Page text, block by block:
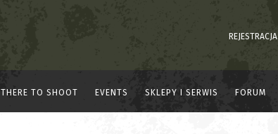
REJESTRACJA
THERE TO SHOOT EVENTS SKLEPY I SERWIS FORUM